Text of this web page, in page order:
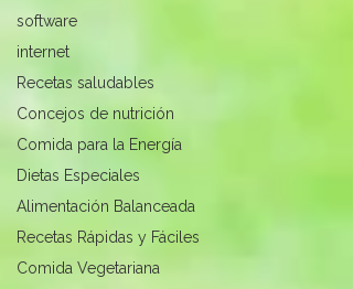
software
internet
Recetas saludables
Concejos de nutrición
Comida para la Energía
Dietas Especiales
Alimentación Balanceada
Recetas Rápidas y Fáciles
Comida Vegetariana